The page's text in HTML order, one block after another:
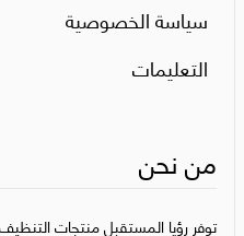
سياسة الخصوصية
التعليمات
من نحن
توفر رؤيا المستقبل منتجات